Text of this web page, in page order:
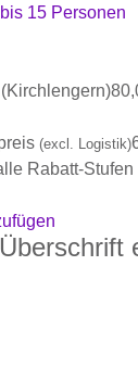
15 Personen
(excl. Logistik)
Rabatt-